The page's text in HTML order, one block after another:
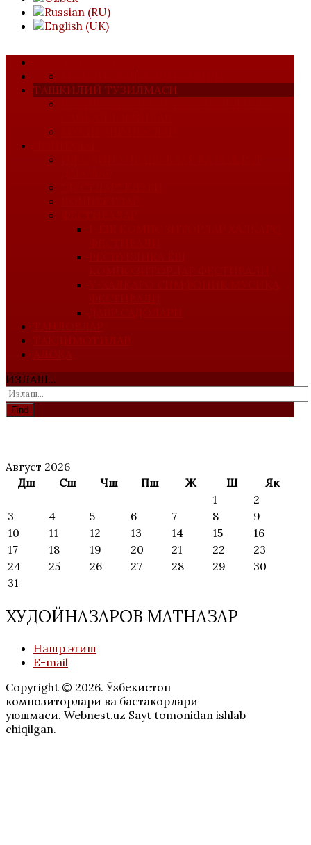
ТАШКИЛИЙ ТУЗИЛМАСИ
ИЗЛАШ...
Find
Август 2026
Дш
Сш Чш Пш Ж Ш
Як
1
2
3
4 5 6 7 8
9
10
11 12 13 14 15
16
17
18 19 20 21 22
23
24
25 26 27 28 29
30
31
ХУДОЙНАЗАРОВ МАТНАЗАР
Нашр этиш
E-mail
Copyright © 2026. Ўзбекистон
композиторлари ва бастакорлари
уюшмаси. Webnest.uz Sayt tomonidan ishlab
chiqilgan.